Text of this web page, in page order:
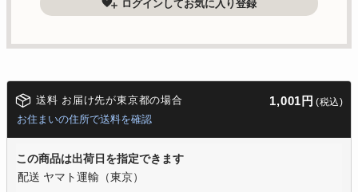
ログインしてお気に入り登録
送料 お届け先が東京都の場合 1,001円 (税込)
お住まいの住所で送料を確認
この商品は出荷日を指定できます
配送 ヤマト運輸（東京）